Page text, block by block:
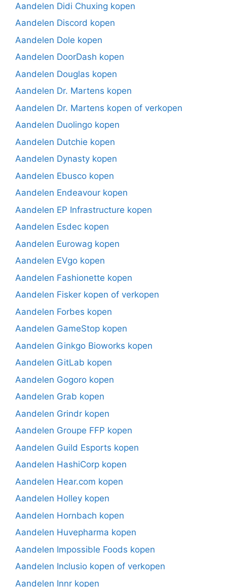
Aandelen Didi Chuxing kopen
Aandelen Discord kopen
Aandelen Dole kopen
Aandelen DoorDash kopen
Aandelen Douglas kopen
Aandelen Dr. Martens kopen
Aandelen Dr. Martens kopen of verkopen
Aandelen Duolingo kopen
Aandelen Dutchie kopen
Aandelen Dynasty kopen
Aandelen Ebusco kopen
Aandelen Endeavour kopen
Aandelen EP Infrastructure kopen
Aandelen Esdec kopen
Aandelen Eurowag kopen
Aandelen EVgo kopen
Aandelen Fashionette kopen
Aandelen Fisker kopen of verkopen
Aandelen Forbes kopen
Aandelen GameStop kopen
Aandelen Ginkgo Bioworks kopen
Aandelen GitLab kopen
Aandelen Gogoro kopen
Aandelen Grab kopen
Aandelen Grindr kopen
Aandelen Groupe FFP kopen
Aandelen Guild Esports kopen
Aandelen HashiCorp kopen
Aandelen Hear.com kopen
Aandelen Holley kopen
Aandelen Hornbach kopen
Aandelen Huvepharma kopen
Aandelen Impossible Foods kopen
Aandelen Inclusio kopen of verkopen
Aandelen Innr kopen